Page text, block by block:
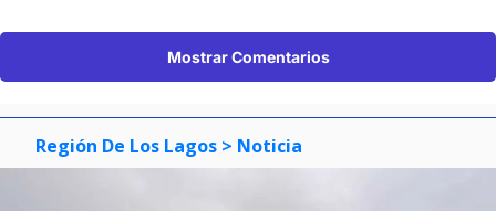
Mostrar Comentarios
Región De Los Lagos > Noticia